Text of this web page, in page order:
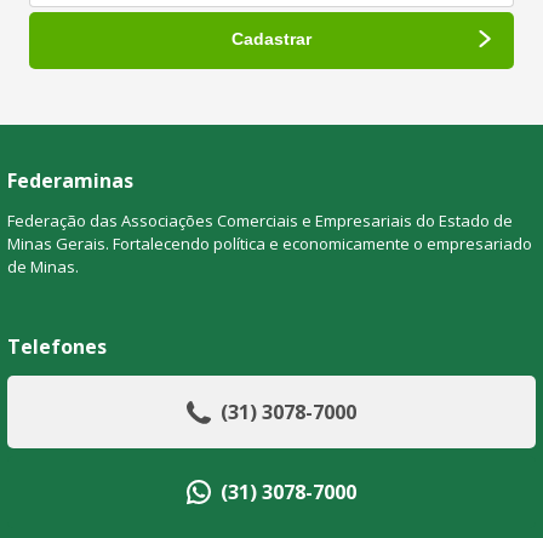
Federaminas
Federação das Associações Comerciais e Empresariais do Estado de
Minas Gerais. Fortalecendo política e economicamente o empresariado
de Minas.
Telefones
(31) 3078-7000
(31) 3078-7000